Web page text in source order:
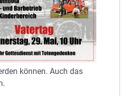
können. Auch das